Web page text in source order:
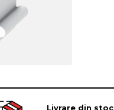
Livrare din stoc